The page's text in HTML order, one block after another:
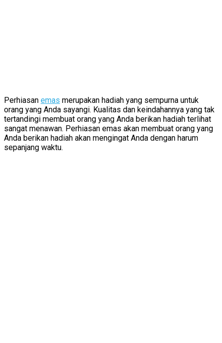
Perhiasan emas merupakan hadiah yang sempurna untuk
orang yang Anda sayangi. Kualitas dan keindahannya yang tak
tertandingi membuat orang yang Anda berikan hadiah terlihat
sangat menawan. Perhiasan emas akan membuat orang yang
Anda berikan hadiah akan mengingat Anda dengan harum
sepanjang waktu.